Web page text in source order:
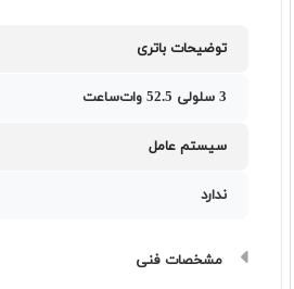
توضیحات باتری
3 سلولی 52.5 وات‌ساعت
سیستم عامل
ندارد
مشخصات فنی